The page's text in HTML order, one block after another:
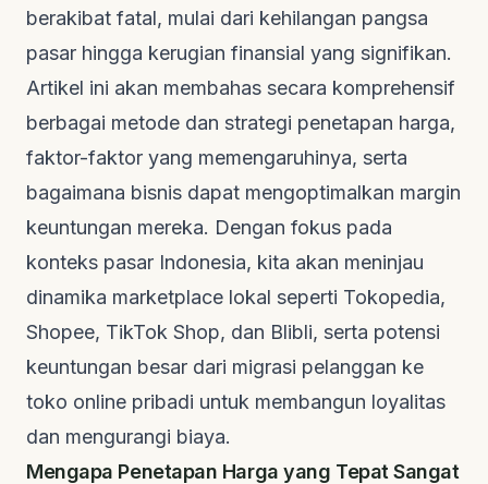
berakibat fatal, mulai dari kehilangan pangsa
pasar hingga kerugian finansial yang signifikan.
Artikel ini akan membahas secara komprehensif
berbagai metode dan strategi penetapan harga,
faktor-faktor yang memengaruhinya, serta
bagaimana bisnis dapat mengoptimalkan margin
keuntungan mereka. Dengan fokus pada
konteks pasar Indonesia, kita akan meninjau
dinamika marketplace lokal seperti Tokopedia,
Shopee, TikTok Shop, dan Blibli, serta potensi
keuntungan besar dari migrasi pelanggan ke
toko online pribadi untuk membangun loyalitas
dan mengurangi biaya.
Mengapa Penetapan Harga yang Tepat Sangat